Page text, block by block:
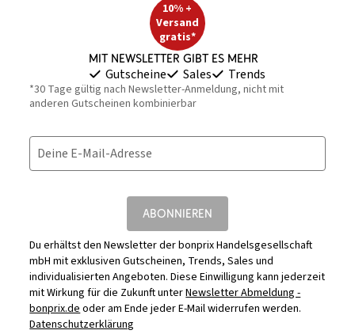
10% +
Versand
gratis*
Mit Newsletter gibt es mehr
Gutscheine Sales Trends
*30 Tage gültig nach Newsletter-Anmeldung, nicht mit
anderen Gutscheinen kombinierbar
Deine E-Mail-Adresse
ABONNIEREN
Du erhältst den Newsletter der bonprix Handelsgesellschaft
mbH mit exklusiven Gutscheinen, Trends, Sales und
individualisierten Angeboten. Diese Einwilligung kann jederzeit
mit Wirkung für die Zukunft unterNewsletter Abmeldung -
bonprix.deoder am Ende jeder E-Mail widerrufen werden.
Datenschutzerklärung